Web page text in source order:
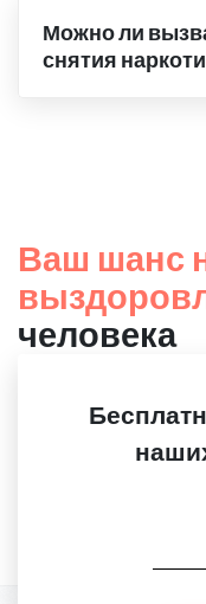
Можно ли
снятия
Ваш шанс
человека